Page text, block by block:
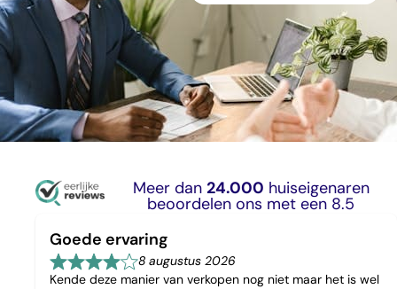
Meer dan 24.000 huiseigenaren
beoordelen ons met een 8.5
Goede ervaring
8 augustus 2026
Kende deze manier van verkopen nog niet maar het is wel